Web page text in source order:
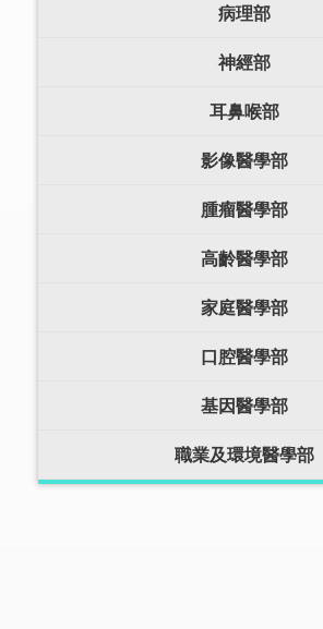
病理部
神經部
耳鼻喉部
影像醫學部
腫瘤醫學部
高齡醫學部
家庭醫學部
口腔醫學部
基因醫學部
職業及環境醫學部